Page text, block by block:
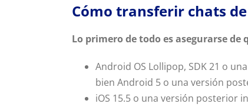
Cómo transferir chats
Lo primero de todo es asegurarse
Android OS Lollipop, SDK 21 o
bien Android 5 o una versión
iOS 15.5 o una versión posterior